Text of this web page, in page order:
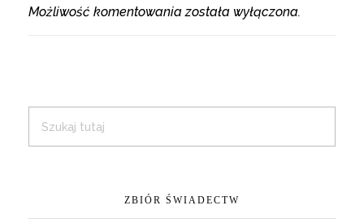
Możliwość komentowania została wyłączona.
ZBIÓR ŚWIADECTW